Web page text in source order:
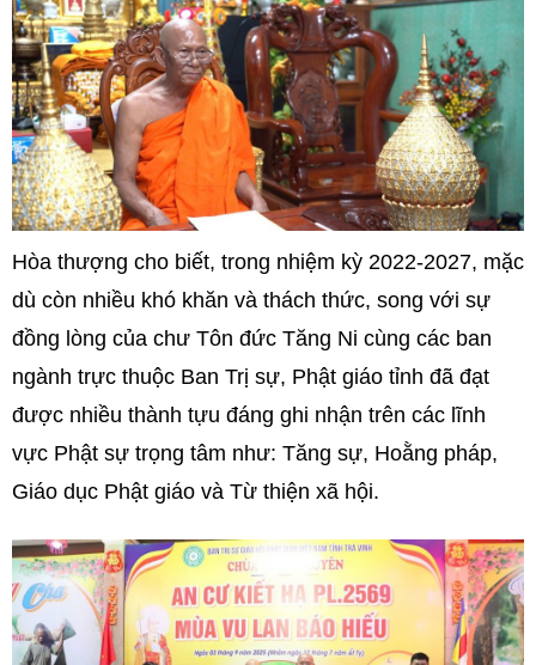
Hòa thượng cho biết, trong nhiệm kỳ 2022-2027, mặc
dù còn nhiều khó khăn và thách thức, song với sự
đồng lòng của chư Tôn đức Tăng Ni cùng các ban
ngành trực thuộc Ban Trị sự, Phật giáo tỉnh đã đạt
được nhiều thành tựu đáng ghi nhận trên các lĩnh
vực Phật sự trọng tâm như: Tăng sự, Hoằng pháp,
Giáo dục Phật giáo và Từ thiện xã hội.